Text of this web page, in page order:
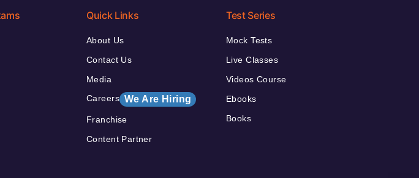
Quick Links
About Us
Contact Us
Media
Careers We Are Hiring
Franchise
Content Partner
Test Series
Mock Tests
Live Classes
Videos Course
Ebooks
Books